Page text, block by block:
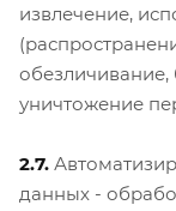
извлечение,
обезличивание,
уничтожение
2.7.
данных -